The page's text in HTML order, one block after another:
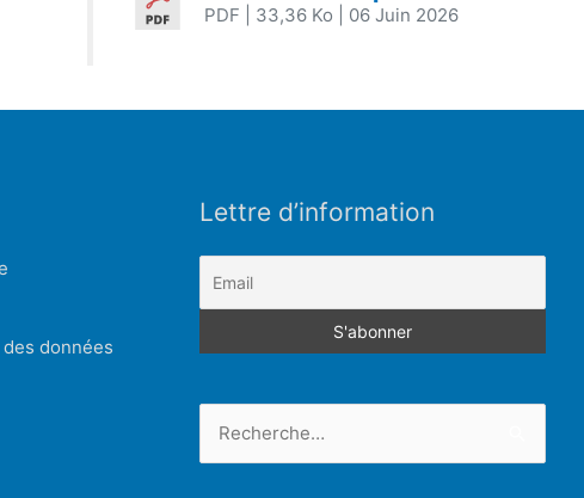
PDF | 33,36 Ko | 06 Juin 2026
données
Lettre d’information